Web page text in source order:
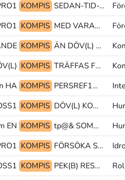
KOMPIS SEDAN-TID-TILLBAKA VÄXA-UPP PEK
KOMPIS MED VARANDRA PEK
KOMPIS ÄN DÖV(L) KOMPIS
KOMPIS TRÄFFAS FÖRSKOLA BEGE-SIG-HEM
HA KOMPIS PERSREF1@b@pr PERSREF1@pr PRO1
KOMPIS DÖV(L) KOMMA-HIT(Lb) DÅ@b
EN KOMPIS tp@& SOMMAR^KOMPIS PEK
KOMPIS FÖRSÖKA STÖDJA PEK.FL
KOMPIS PEK(B) RESA PEK